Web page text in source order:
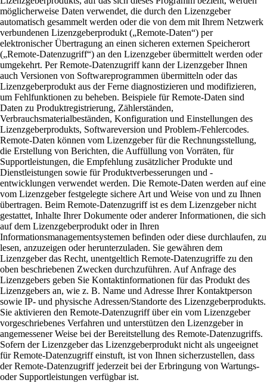
möglicherweise Daten verwendet, die durch den Lizenzgeber
automatisch gesammelt werden oder die von dem mit Ihrem Netzwerk
verbundenen Lizenzgeberprodukt („Remote-Daten“) per
elektronischer Übertragung an einen sicheren externen Speicherort
(„Remote-Datenzugriff“) an den Lizenzgeber übermittelt werden oder
umgekehrt. Per Remote-Datenzugriff kann der Lizenzgeber Ihnen
auch Versionen von Softwareprogrammen übermitteln oder das
Lizenzgeberprodukt aus der Ferne diagnostizieren und modifizieren,
um Fehlfunktionen zu beheben. Beispiele für Remote-Daten sind
Daten zu Produktregistrierung, Zählerständen,
Verbrauchsmaterialbeständen, Konfiguration und Einstellungen des
Lizenzgeberprodukts, Softwareversion und Problem-/Fehlercodes.
Remote-Daten können vom Lizenzgeber für die Rechnungsstellung,
die Erstellung von Berichten, die Auffüllung von Vorräten, für
Supportleistungen, die Empfehlung zusätzlicher Produkte und
Dienstleistungen sowie für Produktverbesserungen und -
entwicklungen verwendet werden. Die Remote-Daten werden auf eine
vom Lizenzgeber festgelegte sichere Art und Weise von und zu Ihnen
übertragen. Beim Remote-Datenzugriff ist es dem Lizenzgeber nicht
gestattet, Inhalte Ihrer Dokumente oder anderer Informationen, die sich
auf dem Lizenzgeberprodukt oder in Ihren
Informationsmanagementsystemen befinden oder diese durchlaufen, zu
lesen, anzuzeigen oder herunterzuladen. Sie gewähren dem
Lizenzgeber das Recht, unentgeltlich Remote-Datenzugriffe zu den
oben beschriebenen Zwecken durchzuführen. Auf Anfrage des
Lizenzgebers geben Sie Kontaktinformationen für das Produkt des
Lizenzgebers an, wie z. B. Name und Adresse Ihrer Kontaktperson
sowie IP- und physische Adressen/Standorte des Lizenzgeberprodukts.
Sie aktivieren den Remote-Datenzugriff über ein vom Lizenzgeber
vorgeschriebenes Verfahren und unterstützen den Lizenzgeber in
angemessener Weise bei der Bereitstellung des Remote-Datenzugriffs.
Sofern der Lizenzgeber das Lizenzgeberprodukt nicht als ungeeignet
für Remote-Datenzugriff einstuft, ist von Ihnen sicherzustellen, dass
der Remote-Datenzugriff jederzeit bei der Erbringung von Wartungs-
oder Supportleistungen verfügbar ist.